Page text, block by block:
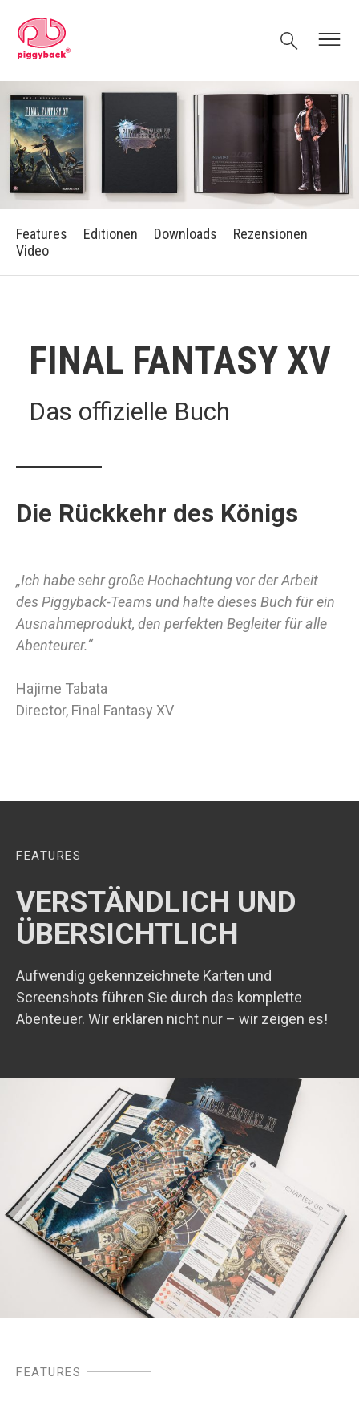
content
Piggyback.com Search Menu
FINAL FANTASY XV
Das offizielle Buch
Features Editionen Downloads
Rezensionen
Video
Die Rückkehr des Königs
„Ich habe sehr große Hochachtung vor der Arbeit
des Piggyback-Teams und halte dieses Buch für ein
Ausnahmeprodukt, den perfekten Begleiter für alle
Abenteurer.“
Hajime Tabata
Director, Final Fantasy XV
FEATURES
VERSTÄNDLICH UND
ÜBERSICHTLICH
Aufwendig gekennzeichnete Karten und
Screenshots führen Sie durch das komplette
Abenteuer. Wir erklären nicht nur – wir zeigen es!
FEATURES